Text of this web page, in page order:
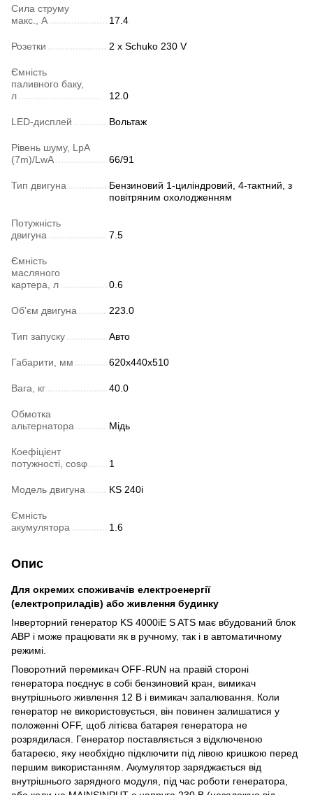
Сила струму
макс., А
17.4
Розетки 2 x Schuko 230 V
Ємність
паливного баку,
л
12.0
LED-дисплей Вольтаж
Рівень шуму, LpA
(7m)/LwA
66/91
Тип двигуна
Бензиновий 1-циліндровий, 4-тактний, з
повітряним охолодженням
Потужність
двигуна
7.5
Ємність
масляного
картера, л
0.6
Об’єм двигуна 223.0
Тип запуску Авто
Габарити, мм 620х440х510
Вага, кг 40.0
Обмотка
альтернатора
Мідь
Коефіцієнт
потужності, cosφ
1
Модель двигуна KS 240i
Ємність
акумулятора
1.6
Опис
Для окремих споживачів електроенергії
(електроприладів) або живлення будинку
Інверторний генератор KS 4000iE S ATS має вбудований блок
АВР і може працювати як в ручному, так і в автоматичному
режимі.
Поворотний перемикач OFF-RUN на правій стороні
генератора поєднує в собі бензиновий кран, вимикач
внутрішнього живлення 12 В і вимикач запалювання. Коли
генератор не використовується, він повинен залишатися у
положенні OFF, щоб літієва батарея генератора не
розрядилася. Генератор поставляється з відключеною
батареєю, яку необхідно підключити під лівою кришкою перед
першим використанням. Акумулятор заряджається від
внутрішнього зарядного модуля, під час роботи генератора,